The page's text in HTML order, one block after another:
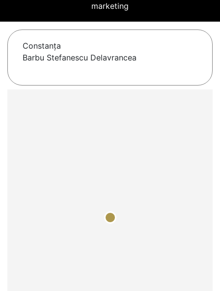
marketing
Constanţa
Barbu Stefanescu Delavrancea